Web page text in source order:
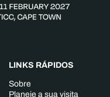
LINKS RÁPIDOS
Sobre
Planeie a sua visita